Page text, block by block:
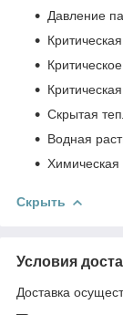
Давление
Скрытая
Водная
Скрыть
Условия
Доставка